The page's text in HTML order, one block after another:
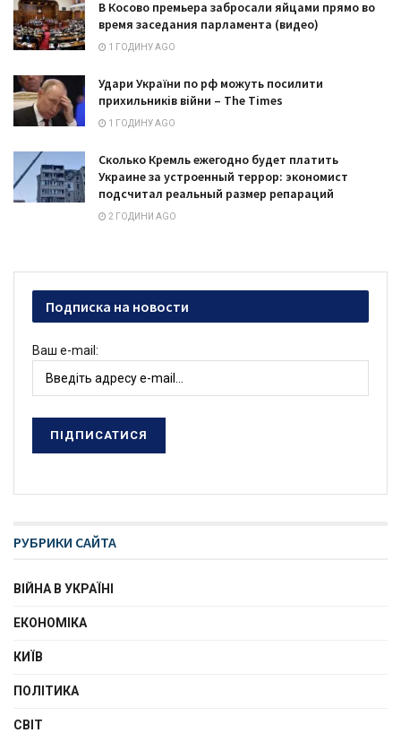
В Косово премьера забросали яйцами прямо во
время заседания парламента (видео)
1 ГОДИНУ AGO
Удари України по рф можуть посилити
прихильників війни – The Times
1 ГОДИНУ AGO
Сколько Кремль ежегодно будет платить
Украине за устроенный террор: экономист
подсчитал реальный размер репараций
2 ГОДИНИ AGO
Подписка на новости
Ваш e-mail:
РУБРИКИ САЙТА
ВІЙНА В УКРАЇНІ
ЕКОНОМІКА
КИЇВ
ПОЛІТИКА
СВІТ